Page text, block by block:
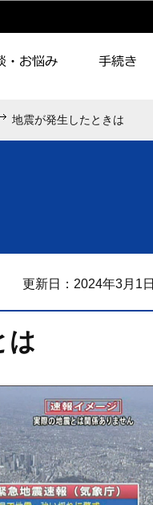
へ移動
地震が発生したときは
更新日：2024年3月1日
は